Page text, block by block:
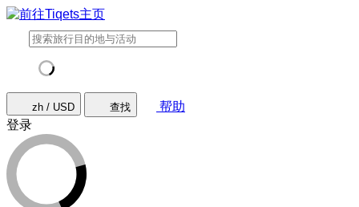
zh / USD 查找
帮助
登录